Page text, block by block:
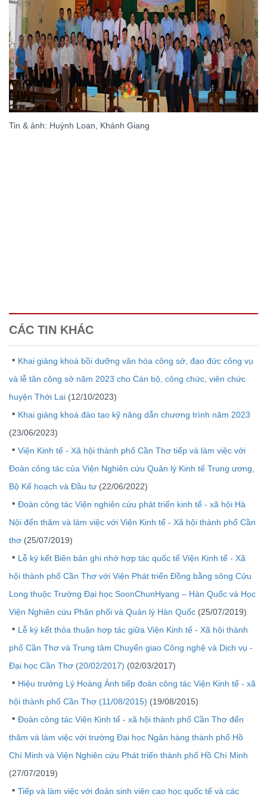
Tin & ảnh: Huỳnh Loan, Khánh Giang
CÁC TIN KHÁC
Khai giảng khoá bồi dưỡng văn hóa công sở, đạo đức công vụ
và lễ tân công sở năm 2023 cho Cán bộ, công chức, viên chức
huyện Thới Lai (12/10/2023)
Khai giảng khoá đào tạo kỹ năng dẫn chương trình năm 2023
(23/06/2023)
Viện Kinh tế - Xã hội thành phố Cần Thơ tiếp và làm việc với
Đoàn công tác của Viện Nghiên cứu Quản lý Kinh tế Trung ương,
Bộ Kế hoạch và Đầu tư (22/06/2022)
Đoàn công tác Viện nghiên cứu phát triển kinh tế - xã hội Hà
Nội đến thăm và làm việc với Viện Kinh tế - Xã hội thành phố Cần
thơ (25/07/2019)
Lễ ký kết Biên bản ghi nhớ hợp tác quốc tế Viện Kinh tế - Xã
hội thành phố Cần Thơ với Viện Phát triển Đồng bằng sông Cửu
Long thuộc Trường Đại học SoonChunHyang – Hàn Quốc và Học
Viện Nghiên cứu Phân phối và Quản lý Hàn Quốc (25/07/2019)
Lễ ký kết thỏa thuận hợp tác giữa Viện Kinh tế - Xã hội thành
phố Cần Thơ và Trung tâm Chuyển giao Công nghệ và Dịch vụ -
Đại học Cần Thơ (20/02/2017) (02/03/2017)
Hiệu trưởng Lý Hoàng Ánh tiếp đoàn công tác Viện Kinh tế - xã
hội thành phố Cần Thơ (11/08/2015) (19/08/2015)
Đoàn công tác Viện Kinh tế - xã hội thành phố Cần Thơ đến
thăm và làm việc với trường Đại học Ngân hàng thành phố Hồ
Chí Minh và Viện Nghiên cứu Phát triển thành phố Hồ Chí Minh
(27/07/2019)
Tiếp và làm việc với đoàn sinh viên cao học quốc tế và các